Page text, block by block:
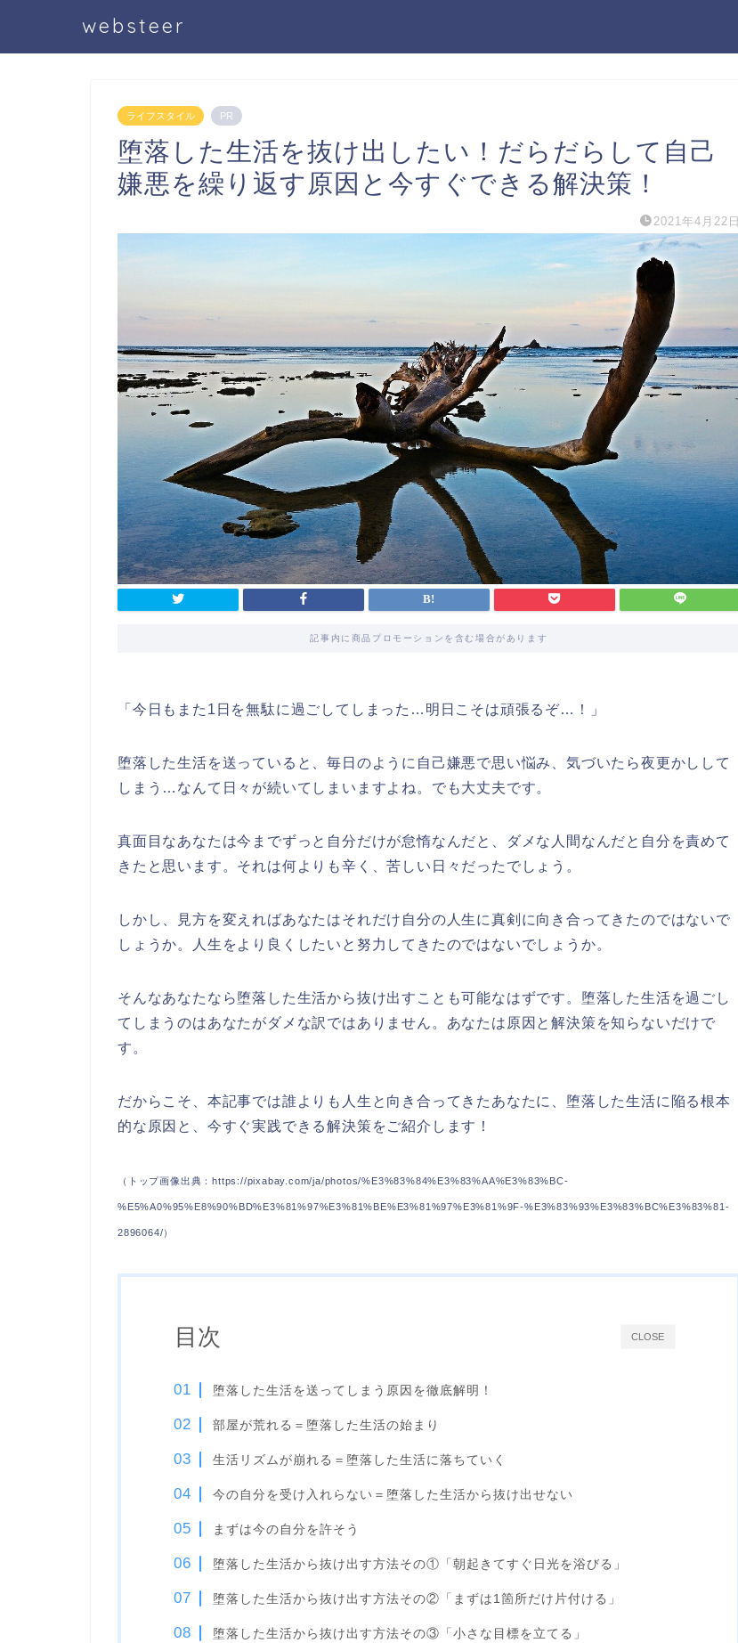
websteer
ライフスタイル PR
堕落した生活を抜け出したい！だらだらして自己
嫌悪を繰り返す原因と今すぐできる解決策！
2021年4月22日
記事内に商品プロモーションを含む場合があります
「今日もまた1日を無駄に過ごしてしまった…明日こそは頑張るぞ…！」
堕落した生活を送っていると、毎日のように自己嫌悪で思い悩み、気づいたら夜更かしして
しまう…なんて日々が続いてしまいますよね。 でも大丈夫です。
真面目なあなたは今までずっと自分だけが怠惰なんだと、ダメな人間なんだと自分を責めて
きたと思います。それは何よりも辛く、苦しい日々だったでしょう。
しかし、見方を変えればあなたはそれだけ自分の人生に真剣に向き合ってきたのではないで
しょうか。人生をより良くしたいと努力してきたのではないでしょうか。
そんなあなたなら堕落した生活から抜け出すことも可能なはずです。堕落した生活を過ごし
てしまうのはあなたがダメな訳ではありません。あなたは原因と解決策を知らないだけで
す。
だからこそ、本記事では誰よりも人生と向き合ってきたあなたに、堕落した生活に陥る根本
的な原因と、今すぐ実践できる解決策をご紹介します！
（トップ画像出典：https://pixabay.com/ja/photos/%E3%83%84%E3%83%AA%E3%83%BC-
%E5%A0%95%E8%90%BD%E3%81%97%E3%81%BE%E3%81%97%E3%81%9F-%E3%83%93%E3%83%BC%E3%83%81-
2896064/）
CLOSE
目次
堕落した生活を送ってしまう原因を徹底解明！
部屋が荒れる＝堕落した生活の始まり
生活リズムが崩れる＝堕落した生活に落ちていく
今の自分を受け入れらない＝堕落した生活から抜け出せない
まずは今の自分を許そう
堕落した生活から抜け出す方法その①「朝起きてすぐ日光を浴びる」
堕落した生活から抜け出す方法その②「まずは1箇所だけ片付ける」
堕落した生活から抜け出す方法その③「小さな目標を立てる」